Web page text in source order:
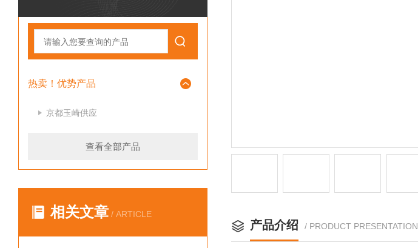
热卖！优势产品
京都玉崎供应
查看全部产品
相关文章 / ARTICLE
产品介绍 / PRODUCT PRESENTATION